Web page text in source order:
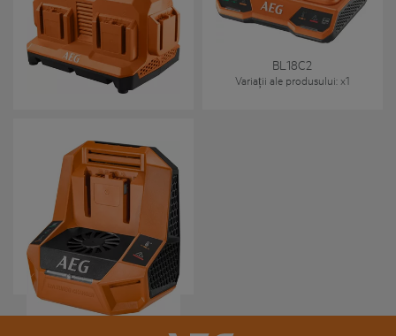
BL18C6
Variații ale produsului: x1
BL18C2
Variații ale produsului: x1
BL18T12
Variații ale produsului: x1